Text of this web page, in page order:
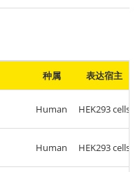
种属 表达宿主
Human HEK293 cells
Human HEK293 cells